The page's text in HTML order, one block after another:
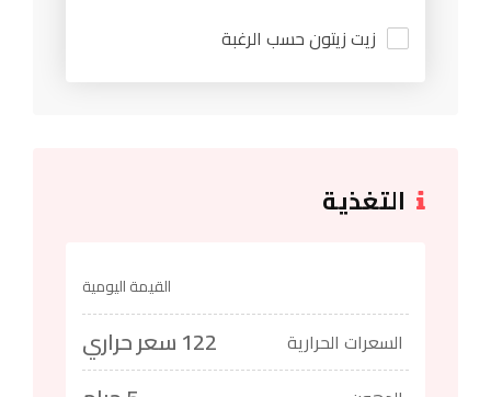
زيت زيتون حسب الرغبة
التغذية
القيمة اليومية
السعرات الحرارية 122 سعر حراري